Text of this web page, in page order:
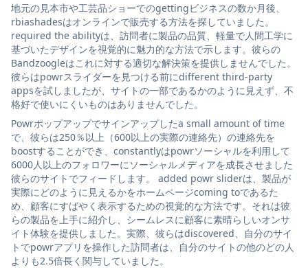
地元の見本市や工芸品ショーでのgettingビジネスの数か月後、
rbiashadesはオンラインで販売する方法を探していました。
required the abilityは、訪問者に製品の品質、軽量で人間工学に
基づいたデザインを視覚的に魅力的な方法で示します。彼らの
Bandzoogleはこれに対する適切な解決策を提供しませんでした。
彼らはpowrスライダーを見つける前にdifferent third-party
appsを試しましたが、サイトの一部であるかのように見えず、不
格好で使いにくいものはありませんでした。
Powrポップアップでサインアップしたa small amount of time
で、彼らは250％以上（600以上の実際の連絡先）の連絡先を
boostすることができ、constantlyはpowrソーシャルを利用して
6000人以上のフォロワーにソーシャルメディアを成長させました
彼らのサイトでフィードします。 added powr sliderは、製品が
実際にどのように見えるかをホームページcoming toであるた
め、顧客にすばやく表示するための視覚的な方法です。それは彼
らの製品を上手に紹介し、シームレスに顧客に素晴らしいオンサ
イト体験を提供しました。実際、彼らはdiscovered、自分のサイ
トでpowrアプリを操作した訪問者は、自分のサイトの他のどの人
よりも2.5倍長く関与していました。